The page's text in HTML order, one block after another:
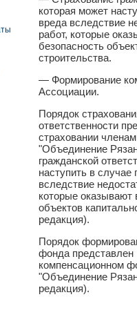
которая может
вреда вследствие
работ, которые
безопасность
строительства.
— Формирование
Ассоциации.
Порядок
ответственности
страховании
"Объединение
гражданской
наступить в случае
вследствие
которые оказывают
объектов
редакция).
Порядок
фонда представлен
компенсационном
"Объединение
редакция).